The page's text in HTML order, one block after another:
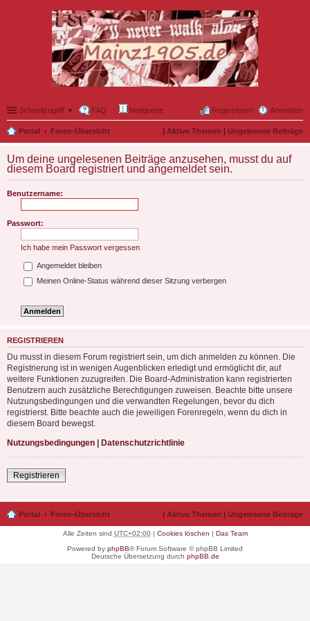
Schnellzugriff ▼ FAQ Netiquette Anmelden
Registrieren
Portal Foren-Übersicht | Aktive Themen | Ungelesene Beiträge
Um deine ungelesenen Beiträge anzusehen, musst du auf
diesem Board registriert und angemeldet sein.
Benutzername:
Passwort:
Ich habe mein Passwort vergessen
Angemeldet bleiben
Meinen Online-Status während dieser Sitzung verbergen
REGISTRIEREN
Du musst in diesem Forum registriert sein, um dich anmelden zu können. Die
Registrierung ist in wenigen Augenblicken erledigt und ermöglicht dir, auf
weitere Funktionen zuzugreifen. Die Board-Administration kann registrierten
Benutzern auch zusätzliche Berechtigungen zuweisen. Beachte bitte unsere
Nutzungsbedingungen und die verwandten Regelungen, bevor du dich
registrierst. Bitte beachte auch die jeweiligen Forenregeln, wenn du dich in
diesem Board bewegst.
Nutzungsbedingungen | Datenschutzrichtlinie
Registrieren
Portal Foren-Übersicht | Aktive Themen | Ungelesene Beiträge
Alle Zeiten sind UTC+02:00| Cookies löschen | Das Team
Powered by phpBB® Forum Software © phpBB Limited
Deutsche Übersetzung durch phpBB.de